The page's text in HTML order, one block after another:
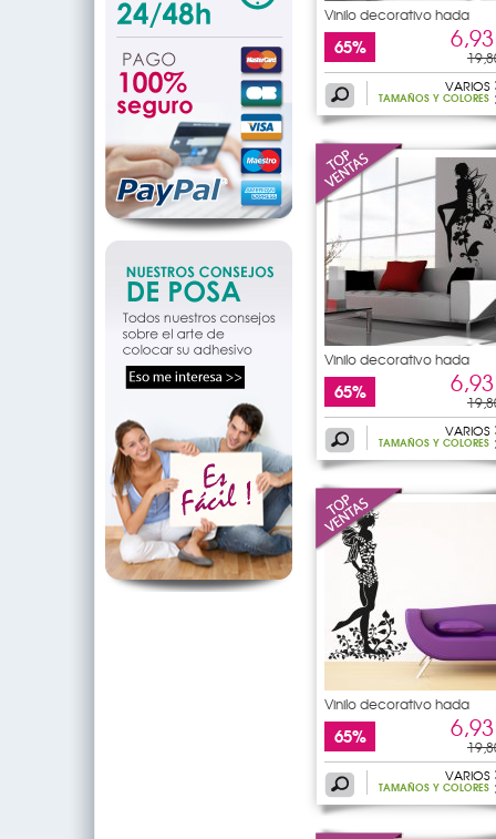
Vinilo decorativo hada
65%
VARIOS
TAMAÑOS Y COLORES
Vinilo decorativo hada
65%
VARIOS
TAMAÑOS Y COLORES
Vinilo decorativo hada
65%
VARIOS
TAMAÑOS Y COLORES